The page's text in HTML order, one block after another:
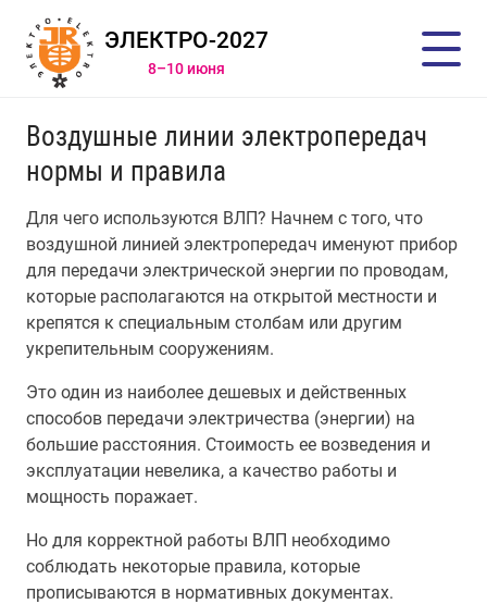
ЭЛЕКТРО-2027
8–10 июня
Воздушные линии электропередач
нормы и правила
Для чего используются ВЛП? Начнем с того, что
воздушной линией электропередач именуют прибор
для передачи электрической энергии по проводам,
которые располагаются на открытой местности и
крепятся к специальным столбам или другим
укрепительным сооружениям.
Это один из наиболее дешевых и действенных
способов передачи электричества (энергии) на
большие расстояния. Стоимость ее возведения и
эксплуатации невелика, а качество работы и
мощность поражает.
Но для корректной работы ВЛП необходимо
соблюдать некоторые правила, которые
прописываются в нормативных документах.